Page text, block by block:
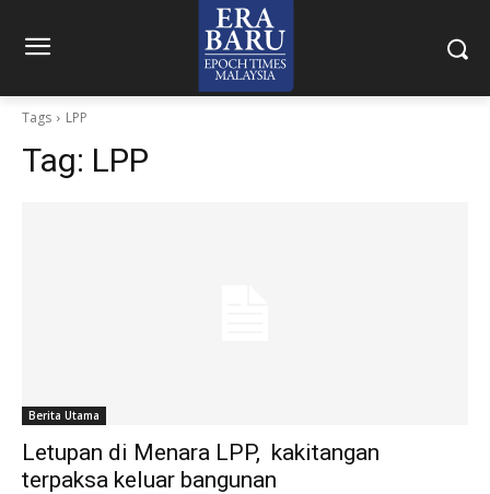
Tags LPP
Tag: LPP
Berita Utama
Letupan di Menara LPP, kakitangan
terpaksa keluar bangunan